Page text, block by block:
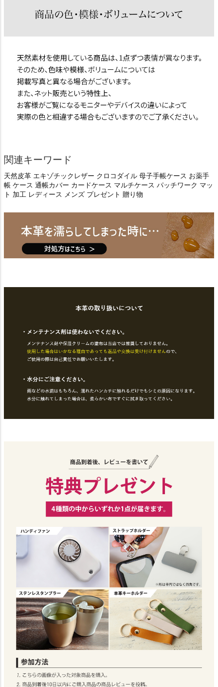
関連キーワード
天然皮革 エキゾチックレザー クロコダイル 母子手帳ケース お薬手
帳 ケース 通帳カバー カードケース マルチケース パッチワーク マッ
ト 加工 レディース メンズ プレゼント 贈り物